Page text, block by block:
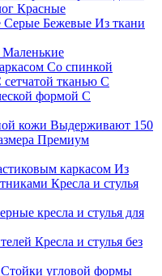
Красные
Серые Бежевые Из ткани
Маленькие
Со спинкой
сетчатой тканью С
формой С
кожи Выдерживают 150
Премиум
каркасом Из
Кресла и стулья
кресла и стулья для
Кресла и стулья без
Стойки угловой формы